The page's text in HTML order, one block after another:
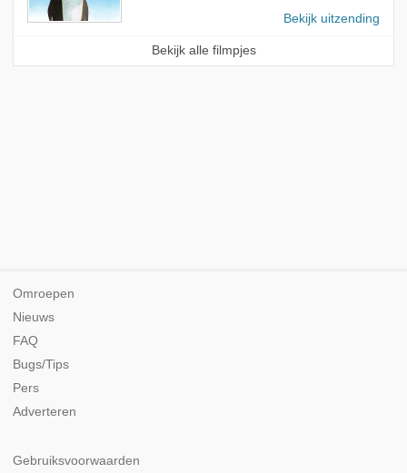
Bekijk uitzending
Bekijk alle filmpjes
Omroepen
Nieuws
FAQ
Bugs/Tips
Pers
Adverteren
Gebruiksvoorwaarden